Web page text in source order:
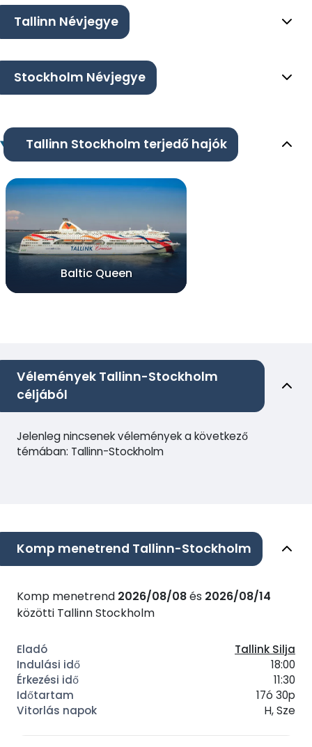
Tallinn Névjegye
Stockholm Névjegye
Tallinn Stockholm terjedő hajók
Baltic Queen
Vélemények Tallinn-Stockholm
céljából
Jelenleg nincsenek vélemények a következő
témában: Tallinn-Stockholm
Komp menetrend Tallinn-Stockholm
Komp menetrend 2026/08/08és 2026/08/14
közötti Tallinn Stockholm
Tallink Silja
18:00
11:30
17ó 30p
H, Sze